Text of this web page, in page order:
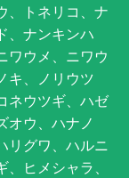
、トネリコ、ナ
、ナンキンハ
ワウメ、ニワウ
キ、ノリウツ
ネウツギ、ハゼ
オウ、ハナノ
リグワ、ハルニ
ヒメシャラ、